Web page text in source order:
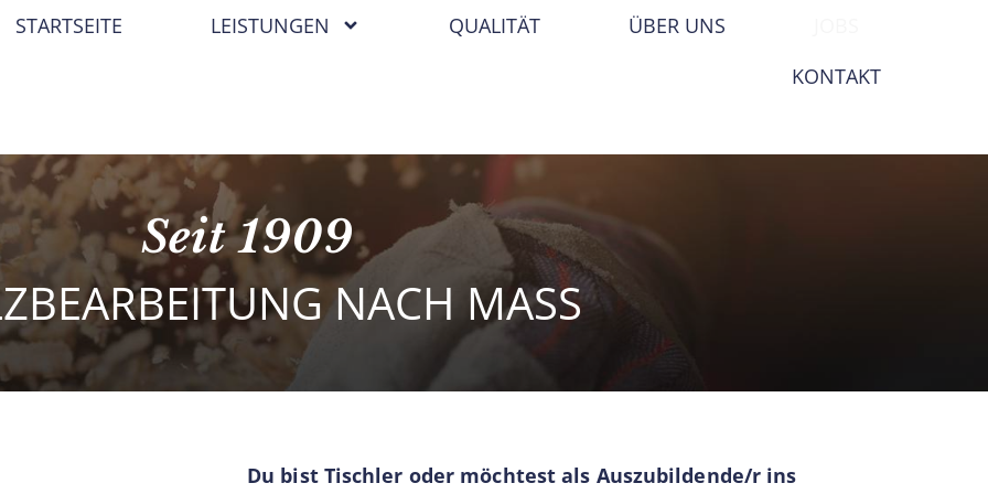
STARTSEITE LEISTUNGEN QUALITÄT ÜBER UNS
KONTAKT
Seit 1909
NACH MASS
Du bist Tischler oder möchtest als Auszubildende/r ins